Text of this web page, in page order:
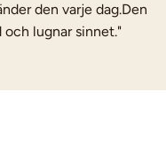
den varje dag.Den
och lugnar sinnet."